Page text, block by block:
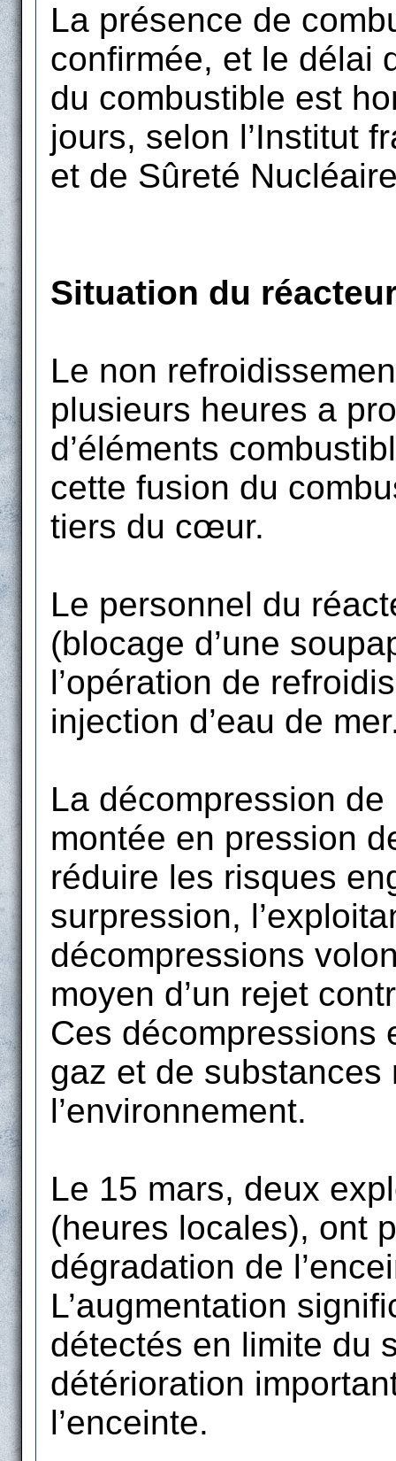
La présence de
confirmée, et le délai
du combustible est
jours, selon l’Institut
et de Sûreté
Situation du
Le non
plusieurs heures a
d’éléments
cette fusion du
tiers du cœur.
Le personnel du
(blocage d’une
l’opération de
injection d’eau de
La décompression
montée en pression
réduire les risques
surpression,
décompressions
moyen d’un rejet
Ces décompressions
gaz et de
l’environnement.
Le 15 mars, deux
(heures locales), ont
dégradation de
L’augmentation
détectés en limite du
détérioration
l’enceinte.